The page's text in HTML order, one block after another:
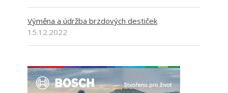
Výměna a údržba brzdových destiček
15.12.2022